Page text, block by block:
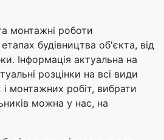
монтажні роботи
будівництва об'єкта, від
Інформація актуальна на
розцінки на всі види
і монтажних робіт, вибрати
можна у нас, на